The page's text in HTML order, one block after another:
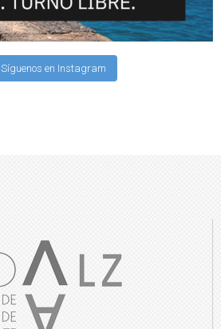
Síguenos en Instagram